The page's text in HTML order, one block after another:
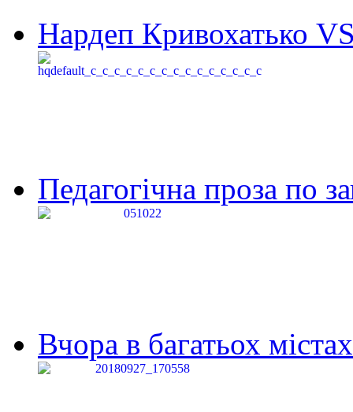
Нардеп Кривохатько
Педагогічна проза по
Вчора в багатьох